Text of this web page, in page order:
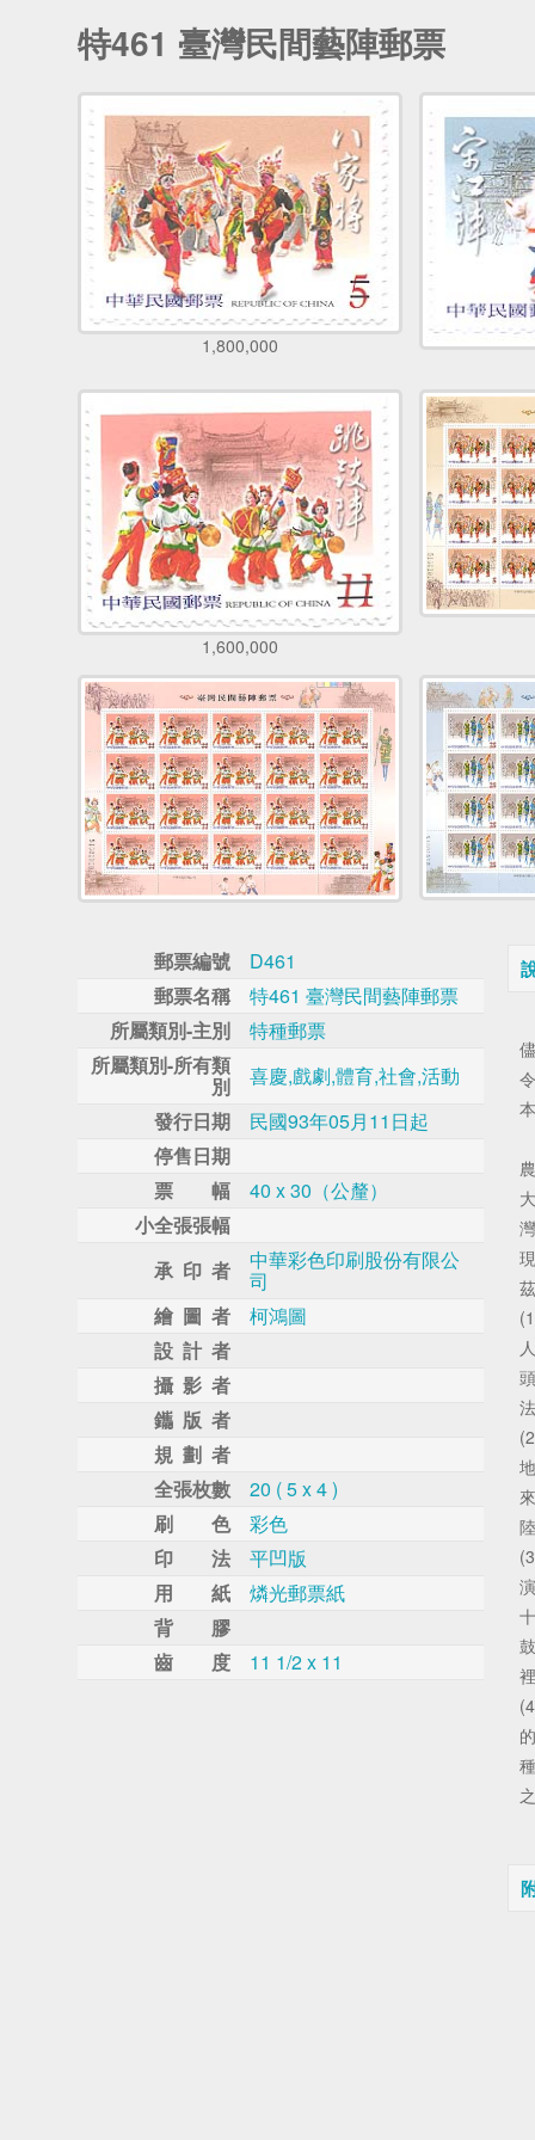
特461 臺灣民間藝陣郵票
1,800,000
1,600,000
郵票編號
D461
郵票名稱
特461 臺灣民間藝陣郵票
所屬類別-主別
特種郵票
所屬類別-所有類
別
喜慶,戲劇,體育,社會,活動
發行日期
民國93年05月11日起
停售日期
票 幅
40 x 30（公釐）
小全張張幅
承 印 者
中華彩色印刷股份有限公
司
繪 圖 者
柯鴻圖
設 計 者
攝 影 者
鑴 版 者
規 劃 者
全張枚數
20 ( 5 x 4 )
刷 色
彩色
印 法
平凹版
用 紙
燐光郵票紙
背 膠
齒 度
11 1/2 x 11